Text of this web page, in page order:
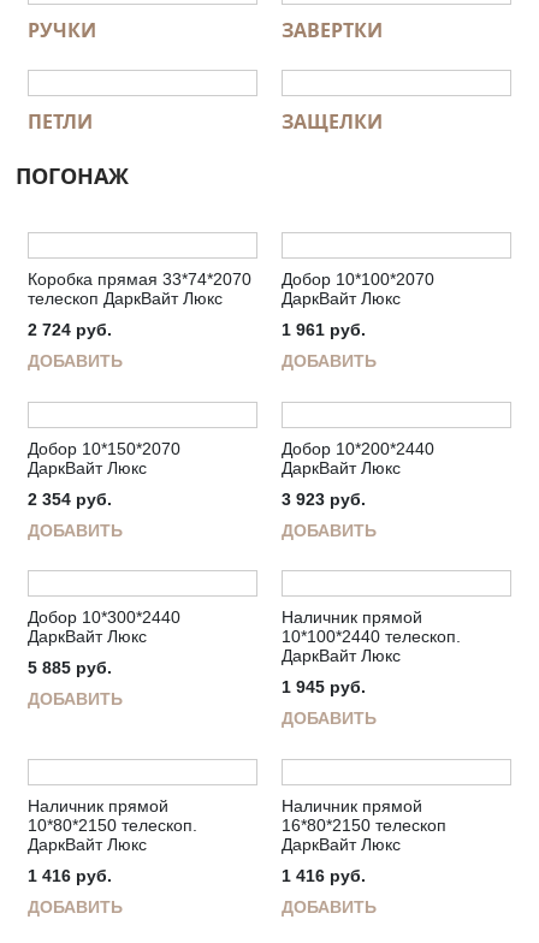
РУЧКИ ЗАВЕРТКИ
ПЕТЛИ ЗАЩЕЛКИ
ПОГОНАЖ
Коробка прямая 33*74*2070
телескоп ДаркВайт Люкс
2 724 руб.
ДОБАВИТЬ
Добор 10*100*2070
ДаркВайт Люкс
1 961 руб.
ДОБАВИТЬ
Добор 10*150*2070
ДаркВайт Люкс
2 354 руб.
ДОБАВИТЬ
Добор 10*200*2440
ДаркВайт Люкс
3 923 руб.
ДОБАВИТЬ
Добор 10*300*2440
ДаркВайт Люкс
5 885 руб.
ДОБАВИТЬ
Наличник прямой
10*100*2440 телескоп.
ДаркВайт Люкс
1 945 руб.
ДОБАВИТЬ
Наличник прямой
10*80*2150 телескоп.
ДаркВайт Люкс
1 416 руб.
ДОБАВИТЬ
Наличник прямой
16*80*2150 телескоп
ДаркВайт Люкс
1 416 руб.
ДОБАВИТЬ